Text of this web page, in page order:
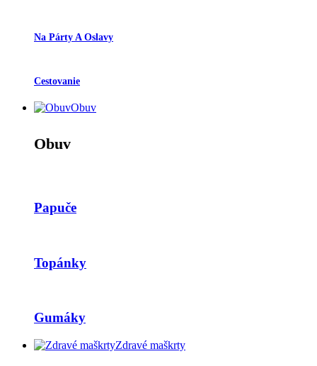
Na Párty A Oslavy
Cestovanie
Obuv
Obuv
Papuče
Topánky
Gumáky
Zdravé maškrty